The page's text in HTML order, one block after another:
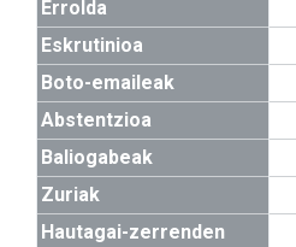
Errolda
Eskrutinioa
Boto-emaileak
Abstentzioa
Baliogabeak
Zuriak
Hautagai-zerrenden